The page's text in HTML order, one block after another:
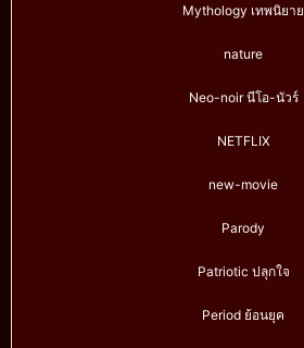
Mythology เทพนิยาย
nature
Neo-noir นีโอ-นัวร์
NETFLIX
new-movie
Parody
Patriotic ปลุกใจ
Period ย้อนยุค